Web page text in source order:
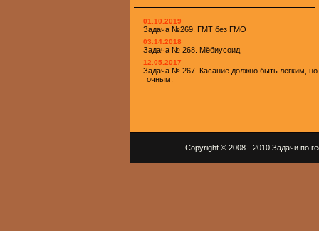
01.10.2019
Задача №269. ГМТ без ГМО
03.14.2018
Задача № 268. Мёбиусоид
12.05.2017
Задача № 267. Касание должно быть легким, но
точным.
Copyright © 2008 - 2010 Задачи по